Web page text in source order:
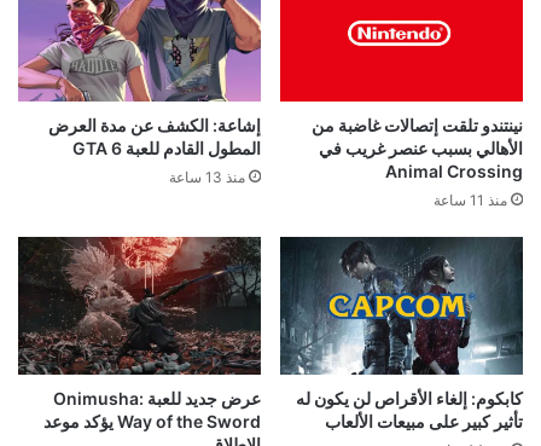
نينتندو تلقت إتصالات غاضبة من
الأهالي بسبب عنصر غريب في
Animal Crossing
منذ 11 ساعة
إشاعة: الكشف عن مدة العرض
المطول القادم للعبة GTA 6
منذ 13 ساعة
كابكوم: إلغاء الأقراص لن يكون له
تأثير كبير على مبيعات الألعاب
عرض جديد للعبة Onimusha:
Way of the Sword يؤكد موعد